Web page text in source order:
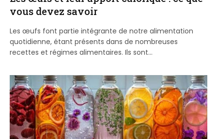
vous devez savoir
Les œufs font partie intégrante de notre alimentation
quotidienne, étant présents dans de nombreuses
recettes et régimes alimentaires. Ils sont…